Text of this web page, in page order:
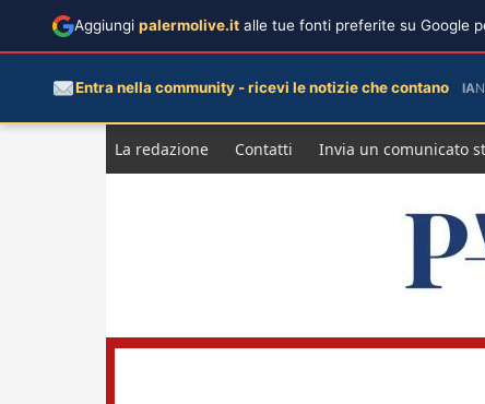
La redazione Contatti Invia un comunicato
Aggiungi palermolive.it alle tue fonti preferite su Google
Entra nella community - ricevi le notizie che contano IA